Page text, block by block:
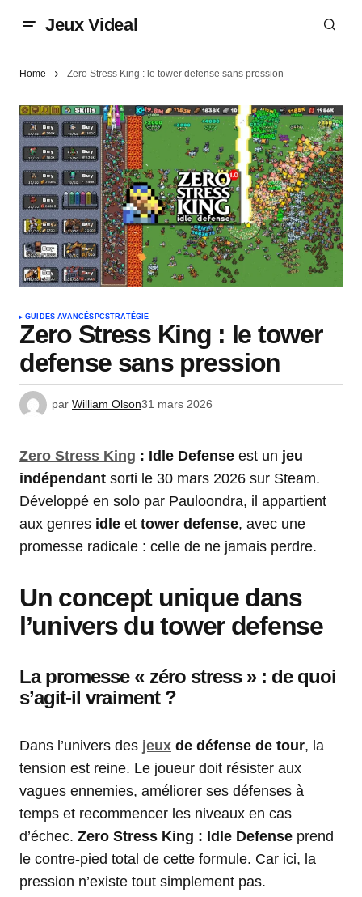
Jeux Videal
Home Zero Stress King : le tower defense sans pression
GUIDES AVANCÉS PCSTRATÉGIE
Zero Stress King : le tower
defense sans pression
par William Olson31 mars 2026
Zero Stress King : Idle Defense est un jeu
indépendant sorti le 30 mars 2026 sur Steam.
Développé en solo par Pauloondra, il appartient
aux genres idle et tower defense, avec une
promesse radicale : celle de ne jamais perdre.
Un concept unique dans
l’univers du tower defense
La promesse « zéro stress » : de quoi
s’agit-il vraiment ?
Dans l’univers des jeux de défense de tour, la
tension est reine. Le joueur doit résister aux
vagues ennemies, améliorer ses défenses à
temps et recommencer les niveaux en cas
d’échec. Zero Stress King : Idle Defense prend
le contre-pied total de cette formule. Car ici, la
pression n’existe tout simplement pas.